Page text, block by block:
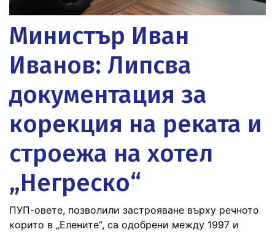
Министър Иван
Иванов: Липсва
документация за
корекция на реката и
строежа на хотел
„Негреско“
ПУП-овете, позволили застрояване върху речното
корито в „Елените“, са одобрени между 1997 и